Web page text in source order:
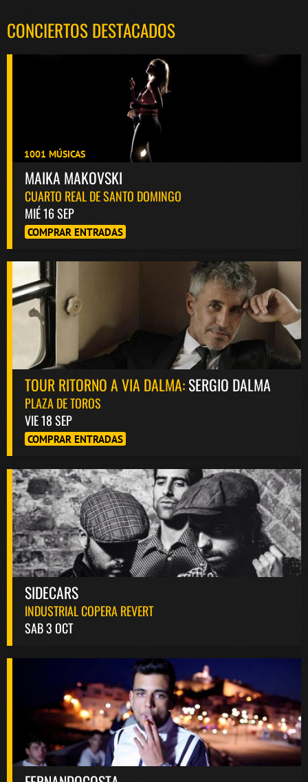
CONCIERTOS DESTACADOS
1001 MÚSICAS
MAIKA MAKOVSKI
CUARTO REAL DE SANTO DOMINGO
MIÉ 16 SEP
COMPRAR ENTRADAS
TOUR RITORNO A VIA DALMA:SERGIO DALMA
PLAZA DE TOROS
VIE 18 SEP
COMPRAR ENTRADAS
SIDECARS
INDUSTRIAL COPERA REVERT
SAB 3 OCT